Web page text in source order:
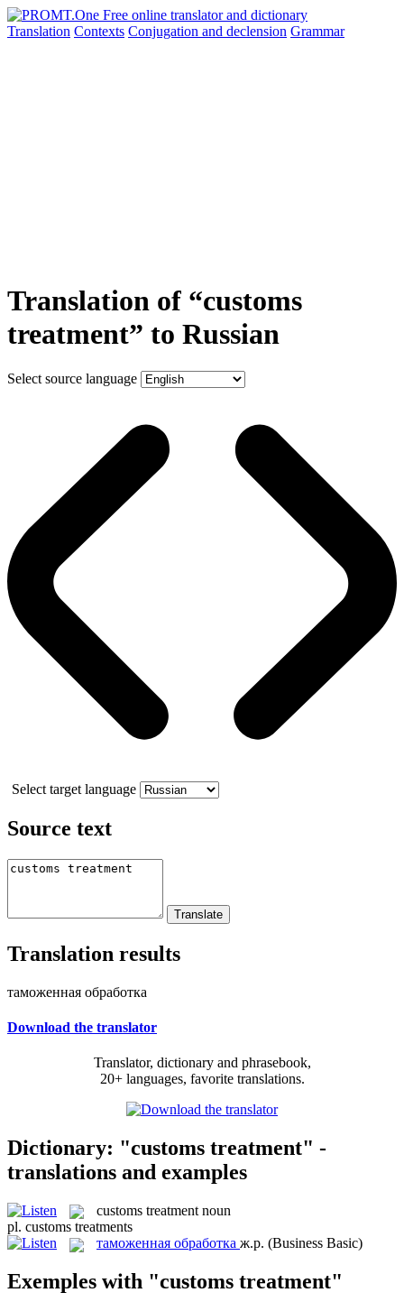
Translation Contexts Conjugation and declension Grammar
Translation of “customs
treatment” to Russian
Select source language
Select target language
Source text
Translation results
таможенная обработка
Download the translator
Translator, dictionary and phrasebook,
20+ languages, favorite translations.
Dictionary: "customs treatment" -
translations and examples
customs treatment noun
pl. customs treatments
таможенная обработка ж.р. (Business Basic)
Exemples with "customs treatment"